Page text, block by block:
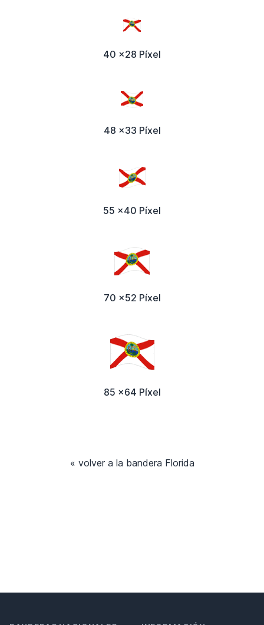
40 x28 Píxel
48 x33 Píxel
55 x40 Píxel
70 x52 Píxel
85 x64 Píxel
« volver a la bandera Florida